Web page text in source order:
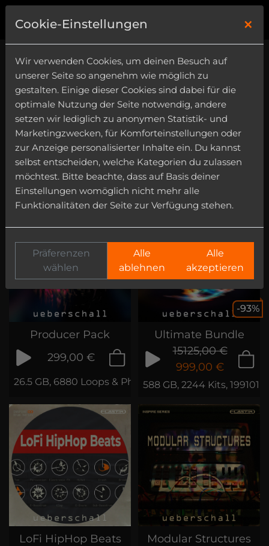
Genre
Inspire Series
Instrument
Producer Pack
299,00 €
26.5 GB, 6880 Loops & Phrases
-93%
Ultimate Bundle
15125,00 €
999,00 €
588 GB, 2244 Kits, 199101
LoFi HipHop Beats
Modular Structures
Cookie-Einstellungen ×
Wir verwenden Cookies, um deinen Besuch auf
unserer Seite so angenehm wie möglich zu
gestalten. Einige dieser Cookies sind dabei für die
optimale Nutzung der Seite notwendig, andere
setzen wir lediglich zu anonymen Statistik- und
Marketingzwecken, für Komforteinstellungen oder
zur Anzeige personalisierter Inhalte ein. Du kannst
selbst entscheiden, welche Kategorien du zulassen
möchtest. Bitte beachte, dass auf Basis deiner
Einstellungen womöglich nicht mehr alle
Funktionalitäten der Seite zur Verfügung stehen.
Präferenzen
wählen
Alle
ablehnen
Alle
akzeptieren